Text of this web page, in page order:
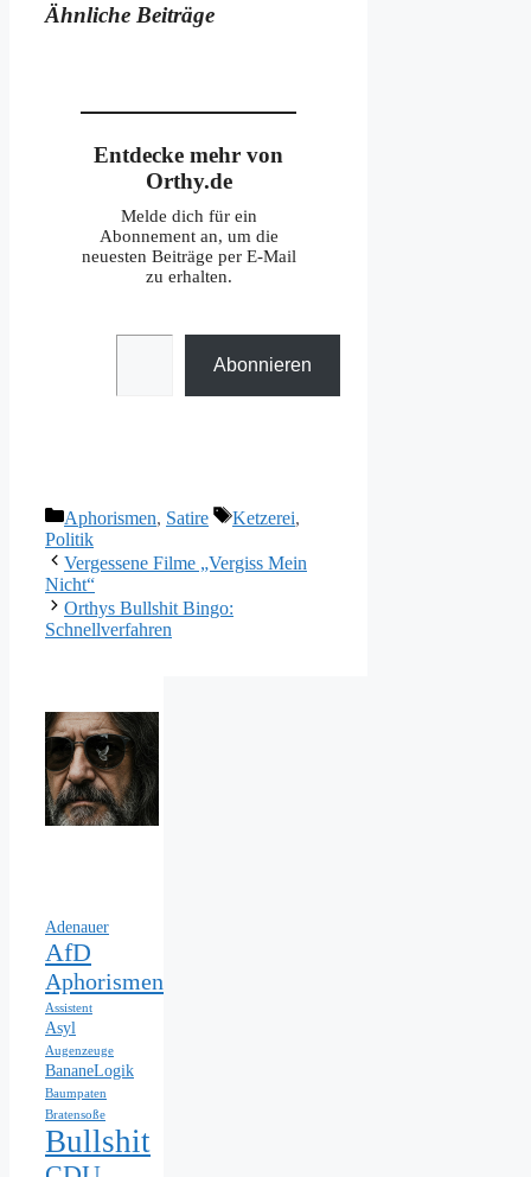
Ähnliche Beiträge
Entdecke mehr von
Orthy.de
Melde dich für ein
Abonnement an, um die
neuesten Beiträge per E-Mail
zu erhalten.
Gib deine E-Mail-Adresse ein ...
Abonnieren
Kategorien
Aphorismen, Satire Schlagwörter
Ketzerei,
Politik
Vergessene Filme „Vergiss Mein
Nicht“
Orthys Bullshit Bingo:
Schnellverfahren
Adenauer
AfD
Aphorismen
Assistent
Asyl
Augenzeuge
BananeLogik
Baumpaten
Bratensoße
Bullshit